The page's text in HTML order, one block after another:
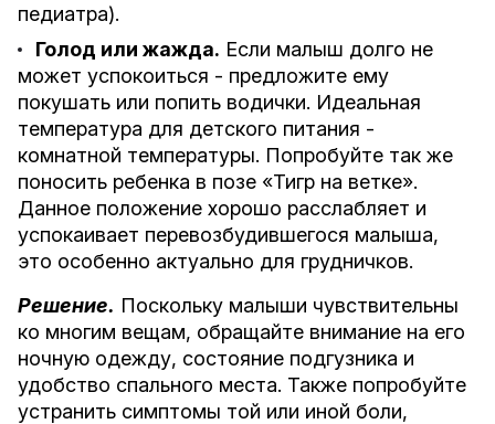
педиатра).
Голод или жажда. Если малыш долго не
может успокоиться - предложите ему
покушать или попить водички. Идеальная
температура для детского питания -
комнатной температуры. Попробуйте так же
поносить ребенка в позе «Тигр на ветке».
Данное положение хорошо расслабляет и
успокаивает перевозбудившегося малыша,
это особенно актуально для грудничков.
Решение. Поскольку малыши чувствительны
ко многим вещам, обращайте внимание на его
ночную одежду, состояние подгузника и
удобство спального места. Также попробуйте
устранить симптомы той или иной боли,